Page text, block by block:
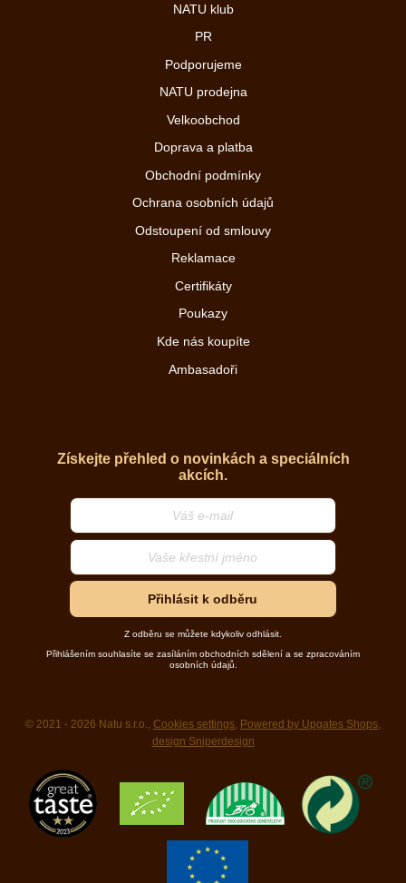
NATU klub
PR
Podporujeme
NATU prodejna
Velkoobchod
Doprava a platba
Obchodní podmínky
Ochrana osobních údajů
Odstoupení od smlouvy
Reklamace
Certifikáty
Poukazy
Kde nás koupíte
Ambasadoři
Získejte přehled o novinkách a speciálních
akcích.
Přihlásit k odběru
Z odběru se můžete kdykoliv odhlásit.
Přihlášením souhlasíte se zasíláním obchodních sdělení a se zpracováním
osobních údajů.
© 2021 - 2026 Natu s.r.o., Cookies settings, Powered by Upgates Shops,
design Sniperdesign